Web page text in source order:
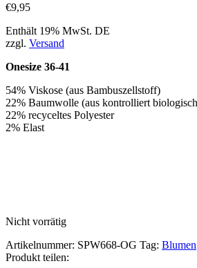
€9,95
Enthält 19% MwSt. DE
zzgl. Versand
Onesize 36-41
54% Viskose (aus Bambuszellstoff)
22% Baumwolle (aus kontrolliert
22% recyceltes Polyester
2% Elast
Nicht vorrätig
Artikelnummer: SPW668-OG Tag: Blumen
Produkt teilen: